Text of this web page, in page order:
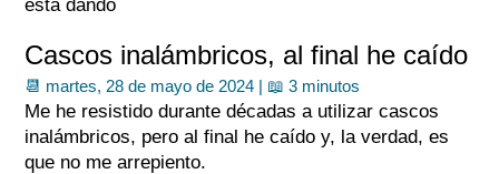
está dando
Cascos inalámbricos, al final he caído
📆 martes, 28 de mayo de 2024 | 📖 3 minutos
Me he resistido durante décadas a utilizar cascos
inalámbricos, pero al final he caído y, la verdad, es
que no me arrepiento.